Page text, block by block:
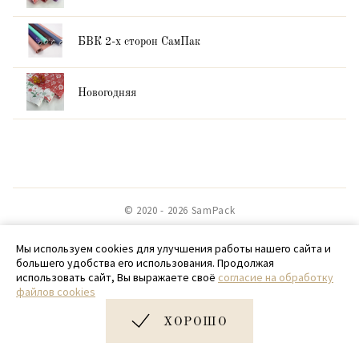
БВК 2-х сторон СамПак
Новогодняя
© 2020 - 2026 SamPack
zakaz@sampack.store
Мы используем cookies для улучшения работы нашего сайта и
большего удобства его использования. Продолжая
использовать сайт, Вы выражаете своё согласие на обработку
файлов cookies
ХОРОШО